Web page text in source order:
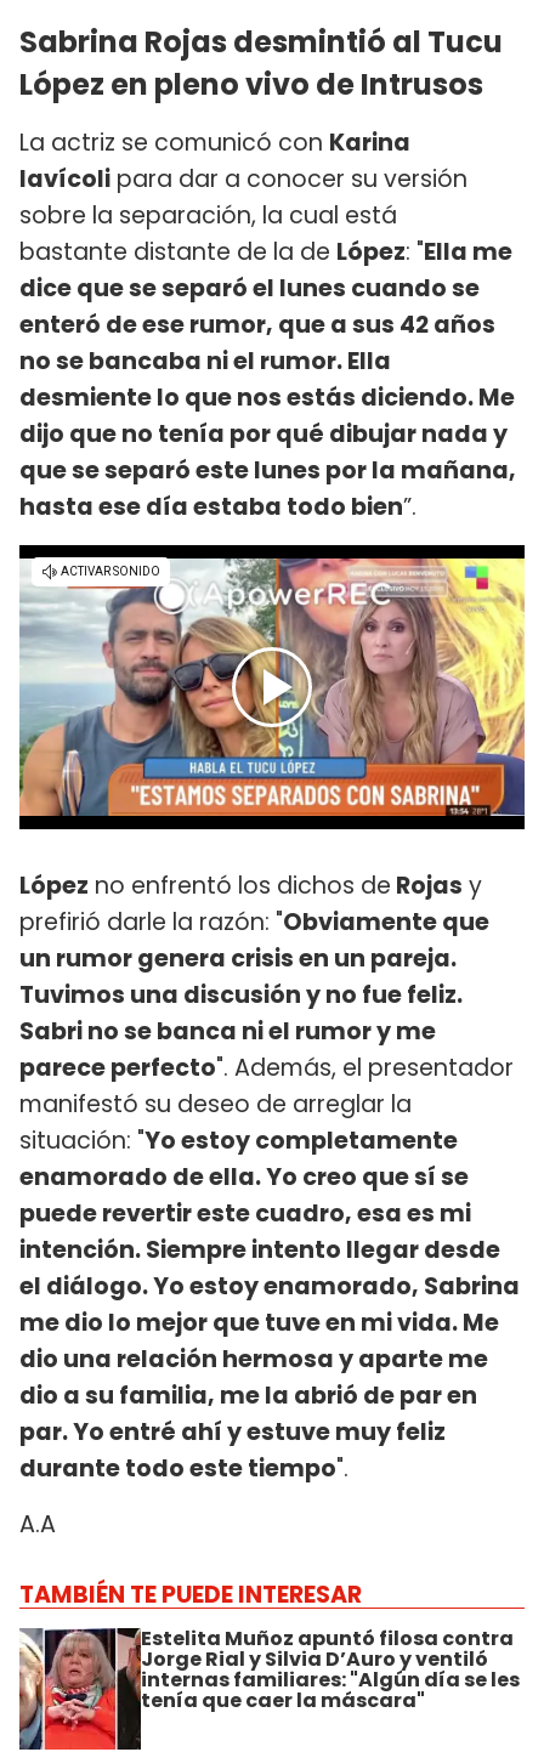
Sabrina Rojas desmintió al Tucu
López en pleno vivo de Intrusos
La actriz se comunicó con Karina
Iavícoli para dar a conocer su versión
sobre la separación, la cual está
bastante distante de la de López: "Ella me
dice que se separó el lunes cuando se
enteró de ese rumor, que a sus 42 años
no se bancaba ni el rumor. Ella
desmiente lo que nos estás diciendo. Me
dijo que no tenía por qué dibujar nada y
que se separó este lunes por la mañana,
hasta ese día estaba todo bien”.
López no enfrentó los dichos de Rojas y
prefirió darle la razón: "Obviamente que
un rumor genera crisis en un pareja.
Tuvimos una discusión y no fue feliz.
Sabri no se banca ni el rumor y me
parece perfecto". Además, el presentador
manifestó su deseo de arreglar la
situación: "Yo estoy completamente
enamorado de ella. Yo creo que sí se
puede revertir este cuadro, esa es mi
intención. Siempre intento llegar desde
el diálogo. Yo estoy enamorado, Sabrina
me dio lo mejor que tuve en mi vida. Me
dio una relación hermosa y aparte me
dio a su familia, me la abrió de par en
par. Yo entré ahí y estuve muy feliz
durante todo este tiempo".
A.A
TAMBIÉN TE PUEDE INTERESAR
Estelita Muñoz apuntó filosa contra
Jorge Rial y Silvia D’Auro y ventiló
internas familiares: "Algún día se les
tenía que caer la máscara"